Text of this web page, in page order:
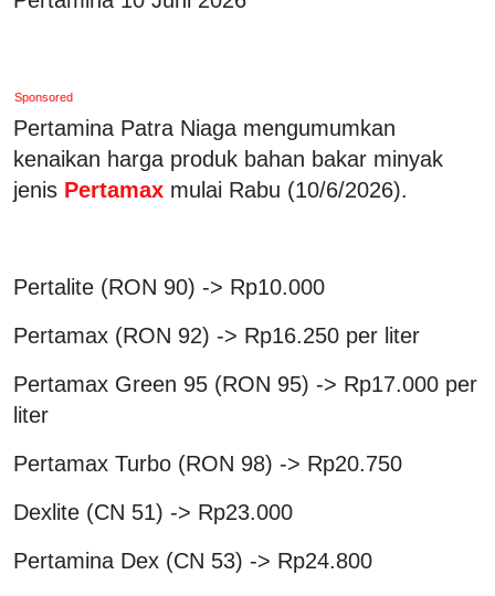
Sponsored
Pertamina Patra Niaga mengumumkan
kenaikan harga produk bahan bakar minyak
jenis Pertamax mulai Rabu (10/6/2026).
Pertalite (RON 90) -> Rp10.000
Pertamax (RON 92) -> Rp16.250 per liter
Pertamax Green 95 (RON 95) -> Rp17.000 per
liter
Pertamax Turbo (RON 98) -> Rp20.750
Dexlite (CN 51) -> Rp23.000
Pertamina Dex (CN 53) -> Rp24.800